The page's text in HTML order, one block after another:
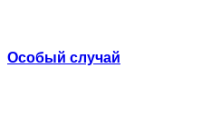
Особый случай